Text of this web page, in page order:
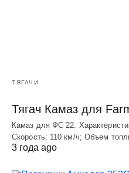
ТЯГАЧИ
Тягач Камаз для
Камаз для ФС 22.
Скорость: 110 км/ч; Объем
3 года ago